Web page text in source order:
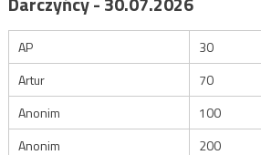
AP
30
Artur
70
Anonim
100
Anonim
200